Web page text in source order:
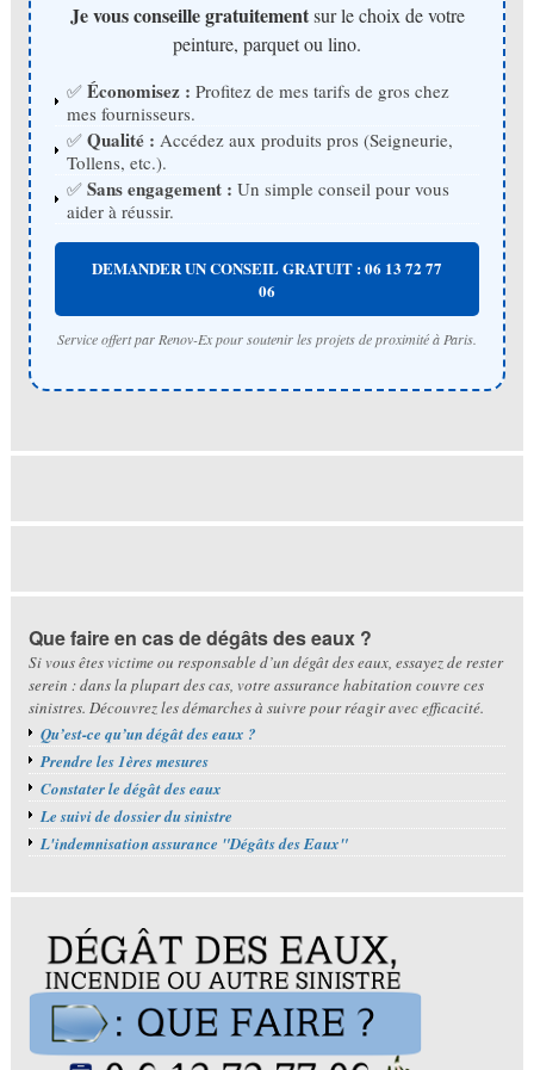
Je vous conseille gratuitementsur le choix de votre
peinture, parquet ou lino.
✅ Économisez : Profitez de mes tarifs de gros chez
mes fournisseurs.
✅ Qualité : Accédez aux produits pros (Seigneurie,
Tollens, etc.).
✅ Sans engagement : Un simple conseil pour vous
aider à réussir.
DEMANDER UN CONSEIL GRATUIT : 06 13 72 77
06
Service offert par Renov-Ex pour soutenir les projets de proximité à Paris.
Que faire en cas de dégâts des eaux ?
Si vous êtes victime ou responsable d’un dégât des eaux, essayez de rester
serein : dans la plupart des cas, votre assurance habitation couvre ces
sinistres. Découvrez les démarches à suivre pour réagir avec efficacité.
Qu’est-ce qu’un dégât des eaux ?
Prendre les 1ères mesures
Constater le dégât des eaux
Le suivi de dossier du sinistre
L'indemnisation assurance "Dégâts des Eaux"